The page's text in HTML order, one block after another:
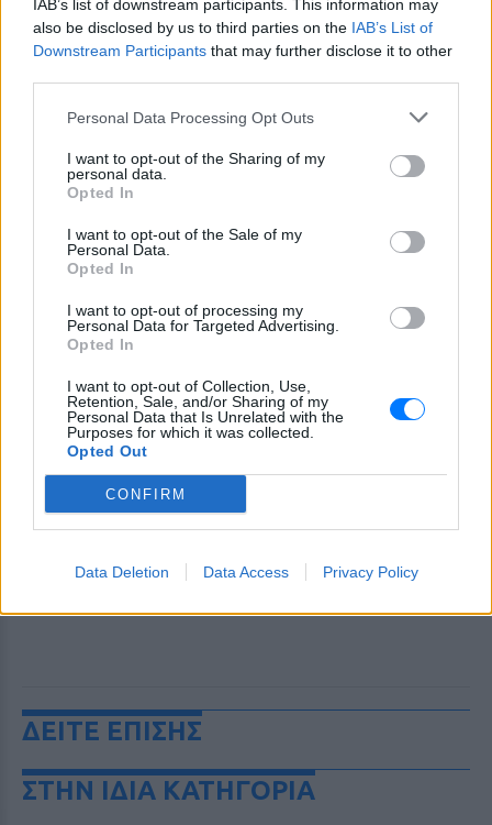
IAB’s list of downstream participants. This information may
also be disclosed by us to third parties on the IAB’s List of
Downstream Participants that may further disclose it to other
Personal Data Processing Opt Outs
I want to opt-out of the Sharing of my
personal data.
Opted In
I want to opt-out of the Sale of my
Personal Data.
Opted In
I want to opt-out of processing my
Personal Data for Targeted Advertising.
Opted In
I want to opt-out of Collection, Use,
Retention, Sale, and/or Sharing of my
Personal Data that Is Unrelated with the
Purposes for which it was collected.
Opted Out
CONFIRM
Data Deletion Data Access Privacy Policy
και μάθετε πρώτοι τα πιο hot νέα .
Εσύ μπήκες στο E-Daily.gr; Τα νέα της ημέρας
και ότι σου κάνει κλικ!
Ακολουθήστε το E-Radio.gr και στο Instagram
ΔΕΙΤΕ ΕΠΙΣΗΣ
ΣΤΗΝ ΙΔΙΑ ΚΑΤΗΓΟΡΙΑ